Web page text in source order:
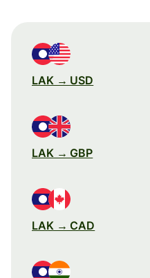
LAK → USD
LAK → GBP
LAK → CAD